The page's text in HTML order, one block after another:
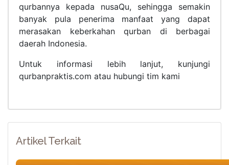
qurbannya kepada nusaQu, sehingga semakin
banyak pula penerima manfaat yang dapat
merasakan keberkahan qurban di berbagai
daerah Indonesia.
Untuk informasi lebih lanjut, kunjungi
qurbanpraktis.com atau hubungi tim kami
Artikel Terkait